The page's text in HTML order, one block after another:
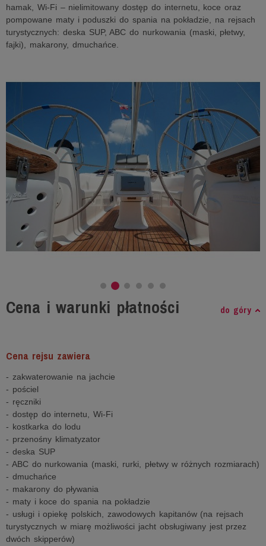
hamak, Wi-Fi – nielimitowany dostęp do internetu, koce oraz
pompowane maty i poduszki do spania na pokładzie, na rejsach
turystycznych: deska SUP, ABC do nurkowania (maski, płetwy,
fajki), makarony, dmuchańce.
Cena i warunki płatności do góry
Cena rejsu zawiera
- zakwaterowanie na jachcie
- pościel
- ręczniki
- dostęp do internetu, Wi-Fi
- kostkarka do lodu
- przenośny klimatyzator
- deska SUP
- ABC do nurkowania (maski, rurki, płetwy w różnych rozmiarach)
- dmuchańce
- makarony do pływania
- maty i koce do spania na pokładzie
- usługi i opiekę polskich, zawodowych kapitanów (na rejsach
turystycznych w miarę możliwości jacht obsługiwany jest przez
dwóch skipperów)